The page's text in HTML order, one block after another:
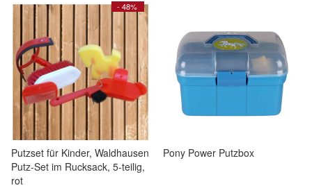
- 48%
Putzset für Kinder, Waldhausen
Putz-Set im Rucksack, 5-teilig,
rot
Pony Power Putzbox